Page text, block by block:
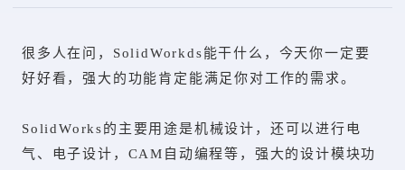
很多人在问，SolidWorkds能干什么，今天你一定要
好好看，强大的功能肯定能满足你对工作的需求。
SolidWorks的主要用途是机械设计，还可以进行电
气、电子设计，CAM自动编程等，强大的设计模块功